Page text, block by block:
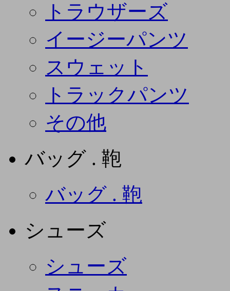
トラウザーズ
イージーパンツ
スウェット
トラックパンツ
その他
バッグ . 鞄
バッグ . 鞄
シューズ
シューズ